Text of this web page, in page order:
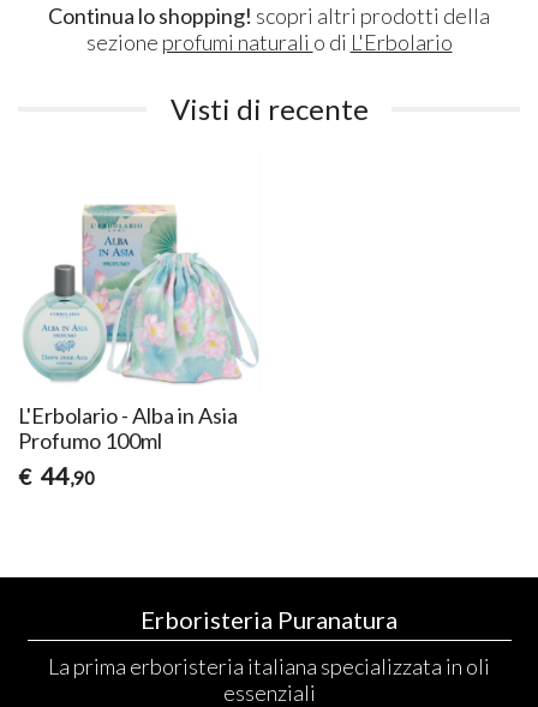
Continua lo shopping! scopri altri prodotti della
sezione profumi naturali o di L'Erbolario
Visti di recente
L'Erbolario - Alba in Asia
Profumo 100ml
€ 44,90
Erboristeria Puranatura
La prima erboristeria italiana specializzata in oli
essenziali